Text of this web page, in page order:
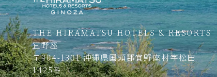
THE HIRAMATSU HOTELS & RESORTS
宜野座
〒904-1301沖縄県国頭郡宜野座村字松田
1425番